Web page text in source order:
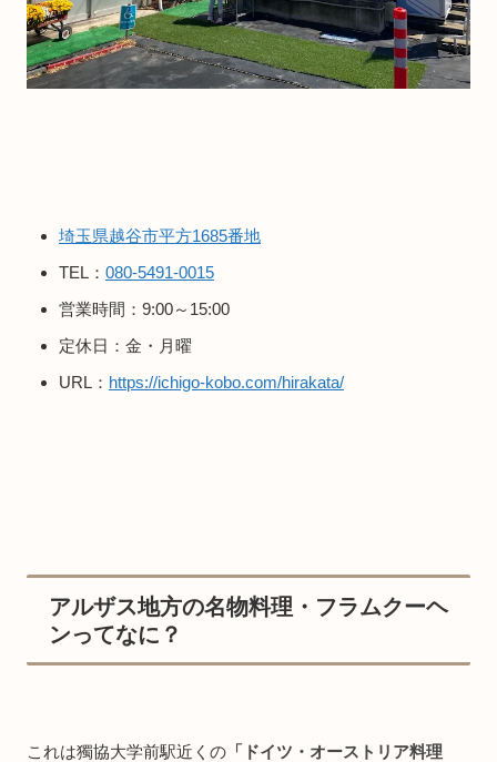
埼玉県越谷市平方1685番地
TEL： 080-5491-0015
営業時間：9:00～15:00
定休日：金・月曜
URL： https://ichigo-kobo.com/hirakata/
アルザス地方の名物料理・フラムクーヘ
ンってなに？
これは獨協大学前駅近くの 「ドイツ・オーストリア料理